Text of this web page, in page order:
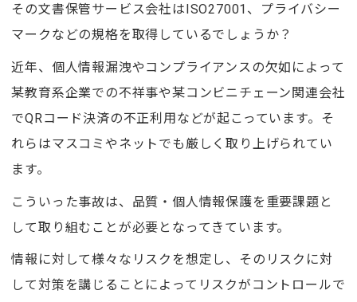
その文書保管サービス会社はISO27001、プライバシー
マークなどの規格を取得しているでしょうか？
近年、個人情報漏洩やコンプライアンスの欠如によって
某教育系企業での不祥事や某コンビニチェーン関連会社
でQRコード決済の不正利用などが起こっています。そ
れらはマスコミやネットでも厳しく取り上げられてい
ます。
こういった事故は、品質・個人情報保護を重要課題と
して取り組むことが必要となってきています。
情報に対して様々なリスクを想定し、そのリスクに対
して対策を講じることによってリスクがコントロールで